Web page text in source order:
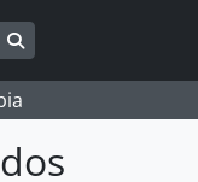
Search in browse page